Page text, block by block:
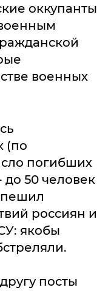
оккупанты
военных
(по
погибших
до 50 человек
россиян и
якобы
посты